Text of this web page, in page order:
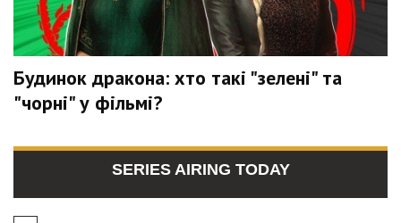
Будинок дракона: хто такі "зелені" та
"чорні" у фільмі?
SERIES AIRING TODAY